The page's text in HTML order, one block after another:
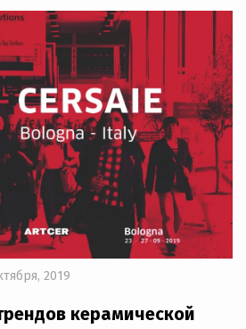
2019
керамической